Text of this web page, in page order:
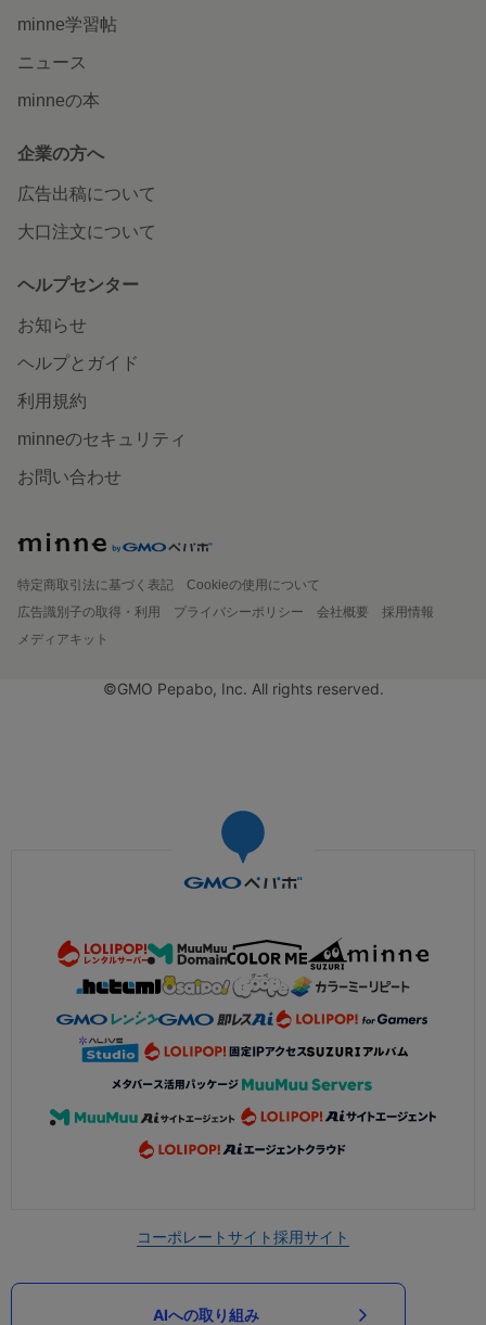
minne学習帖
ニュース
minneの本
企業の方へ
広告出稿について
大口注文について
ヘルプセンター
お知らせ
ヘルプとガイド
利用規約
minneのセキュリティ
お問い合わせ
特定商取引法に基づく表記
Cookieの使用について
広告識別子の取得・利用
プライバシーポリシー 会社概要
採用情報
メディアキット
©GMO Pepabo, Inc. All rights reserved.
コーポレートサイト採用サイト
AIへの取り組み